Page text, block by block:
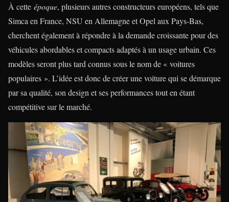
À cette époque, plusieurs autres constructeurs européens, tels que
Simca en France, NSU en Allemagne et Opel aux Pays-Bas,
cherchent également à répondre à la demande croissante pour des
véhicules abordables et compacts adaptés à un usage urbain. Ces
modèles seront plus tard connus sous le nom de « voitures
populaires ». L’idée est donc de créer une voiture qui se démarque
par sa qualité, son design et ses performances tout en étant
compétitive sur le marché.